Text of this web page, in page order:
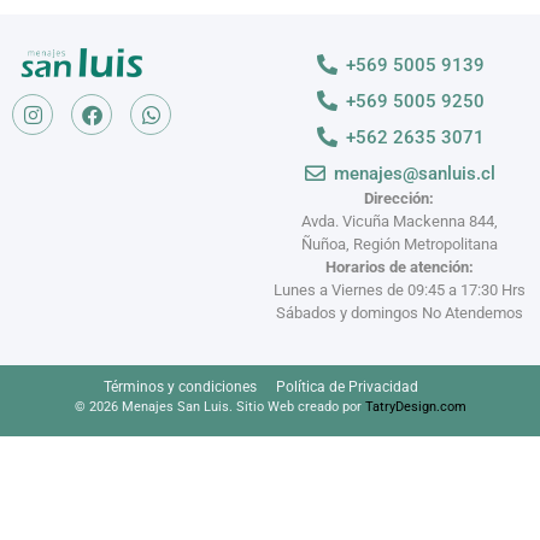
Dirección:
Avda. Vicuña Mackenna 844,
Ñuñoa, Región Metropolitana
Horarios de atención:
Lunes a Viernes de 09:45 a 17:30 Hrs
Sábados y domingos No Atendemos
+569 5005 9139
+569 5005 9250
+562 2635 3071
menajes@sanluis.cl
Términos y condiciones Política de Privacidad
© 2026 Menajes San Luis. Sitio Web creado por TatryDesign.com